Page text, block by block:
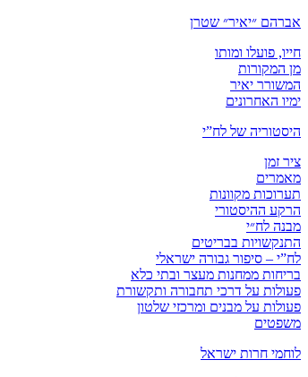
אברהם ״יאיר״ שטרן
חייו, פועלו ומותו
מן המקורות
המשורר יאיר
ימיו האחרונים
היסטוריה של לח”י
ציר זמן
מאמרים
תערוכות מקוונות
הרקע ההיסטורי
מבנה לח״י
התנקשויות בבריטים
לח”י – סיפור גבורה ישראלי
בריחות ממחנות מעצר ובתי כלא
פעולות על דרכי תחבורה ותקשורת
פעולות על מבנים ומרכזי שלטון
משפטים
לוחמי חרות ישראל